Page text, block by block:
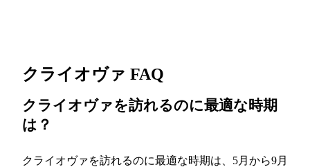
クライオヴァ FAQ
クライオヴァを訪れるのに最適な時期
は？
クライオヴァを訪れるのに最適な時期は、5月から9月